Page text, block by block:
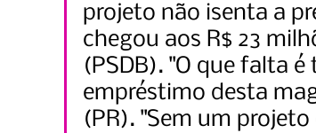
projeto não isenta a
chegou aos R$ 23
(PSDB). "O que falta
empréstimo desta
(PR). "Sem um